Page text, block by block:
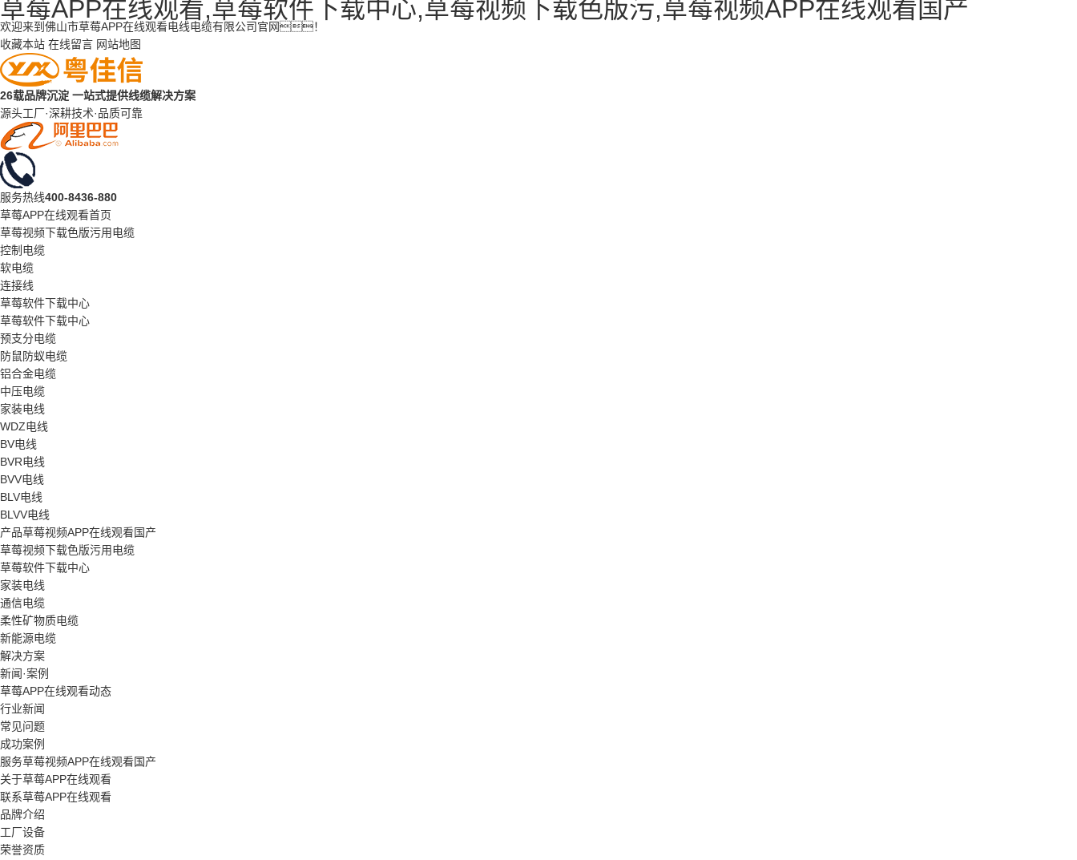
草莓APP在线观看,草莓软件下载中心,草莓视频下载色版污,草莓视频APP在线观看国产
欢迎来到佛山市草莓APP在线观看电线电缆有限公司官网！
收藏本站 在线留言 网站地图
26载品牌沉淀 一站式提供线缆解决方案
源头工厂·深耕技术·品质可靠
服务热线400-8436-880
草莓APP在线观看首页
草莓视频下载色版污用电缆
控制电缆
软电缆
连接线
草莓软件下载中心
草莓软件下载中心
预支分电缆
防鼠防蚁电缆
铝合金电缆
中压电缆
家装电线
WDZ电线
BV电线
BVR电线
BVV电线
BLV电线
BLVV电线
产品草莓视频APP在线观看国产
草莓视频下载色版污用电缆
草莓软件下载中心
家装电线
通信电缆
柔性矿物质电缆
新能源电缆
解决方案
新闻·案例
草莓APP在线观看动态
行业新闻
常见问题
成功案例
服务草莓视频APP在线观看国产
关于草莓APP在线观看
联系草莓APP在线观看
品牌介绍
工厂设备
荣誉资质